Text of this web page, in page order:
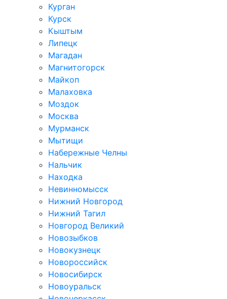
Курган
Курск
Кыштым
Липецк
Магадан
Магнитогорск
Майкоп
Малаховка
Моздок
Москва
Мурманск
Мытищи
Набережные Челны
Нальчик
Находка
Невинномысск
Нижний Новгород
Нижний Тагил
Новгород Великий
Новозыбков
Новокузнецк
Новороссийск
Новосибирск
Новоуральск